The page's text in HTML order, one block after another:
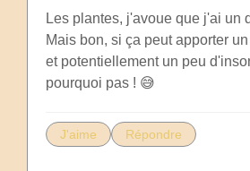
Les plantes, j'avoue que j'ai un
Mais bon, si ça peut apporter
et potentiellement un peu
pourquoi pas ! 😅
J'aime Répondre